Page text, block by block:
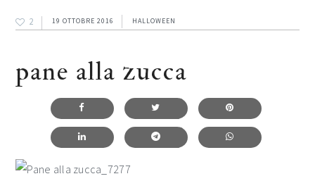
2 19 OTTOBRE 2016 HALLOWEEN
pane alla zucca